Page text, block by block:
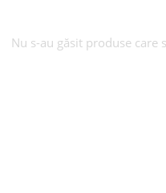
Nu s-au găsit produse care